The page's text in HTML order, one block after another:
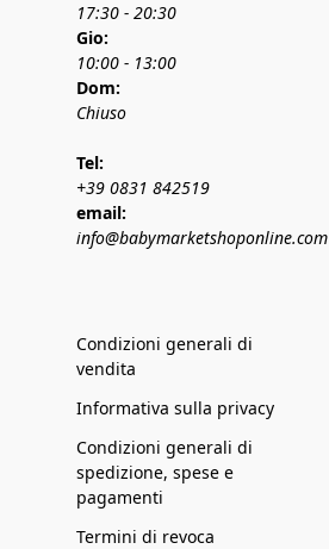
17:30 - 20:30
Gio:
10:00 - 13:00
Dom:
Chiuso
Tel:
+39 0831 842519
email:
info@babymarketshoponline.com
Condizioni generali di
vendita
Informativa sulla privacy
Condizioni generali di
spedizione, spese e
pagamenti
Termini di revoca